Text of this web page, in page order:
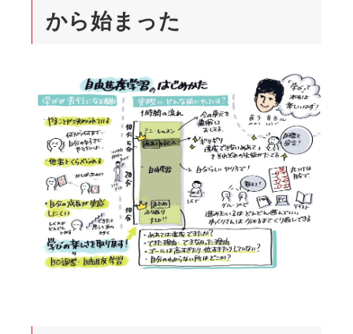
から始まった